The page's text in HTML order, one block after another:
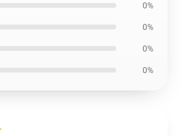
0%
0%
0%
0%